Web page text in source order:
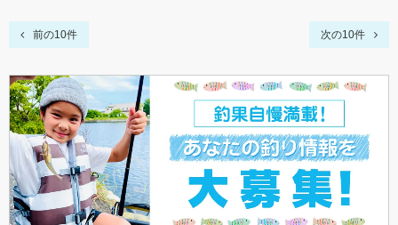
前の10件 次の10件